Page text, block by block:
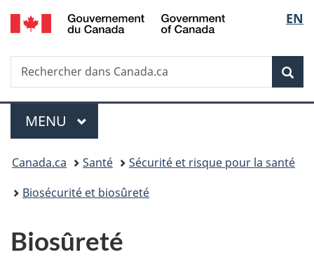
Passer
au
principal
Passer
à
Au
du
Passer
à
version
simplifiée
de
la
EN
Recherche
Rechercher
dans
Menu
MENU PRINCIPAL
Vous
êtes
Canada.ca Santé
Sécurité et risque pour la santé
Biosécurité et biosûreté
Biosûreté